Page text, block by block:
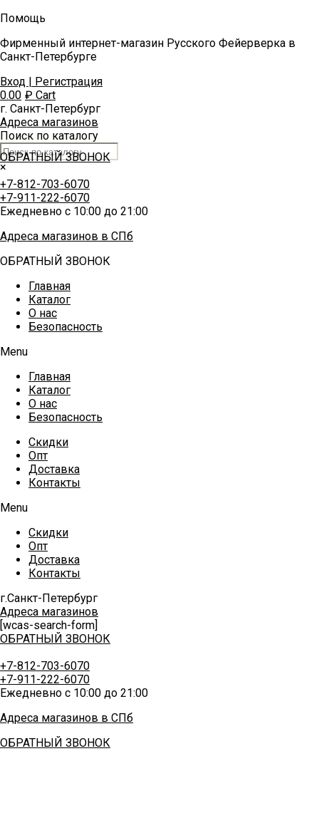
Помощь
Фирменный интернет-магазин Русского Фейерверка в
Санкт-Петербурге
Вход | Регистрация
0.00 ₽ Cart
г. Санкт-Петербург
Адреса магазинов
Поиск по каталогу
×
ОБРАТНЫЙ ЗВОНОК
+7-812-703-6070
+7-911-222-6070
Ежедневно с 10:00 до 21:00
Адреса магазинов в СПб
ОБРАТНЫЙ ЗВОНОК
Главная
Каталог
О нас
Безопасность
Menu
Главная
Каталог
О нас
Безопасность
Скидки
Опт
Доставка
Контакты
Menu
Скидки
Опт
Доставка
Контакты
г.Санкт-Петербург
Адреса магазинов
[wcas-search-form]
ОБРАТНЫЙ ЗВОНОК
+7-812-703-6070
+7-911-222-6070
Ежедневно с 10:00 до 21:00
Адреса магазинов в СПб
ОБРАТНЫЙ ЗВОНОК